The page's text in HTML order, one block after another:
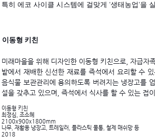
특히 에코 사이클 시스템에 걸맞게 '생태농업'을
이동형 키친
미래마을을 위해 디자인한 이동형 키친으로, 자급자
밭에서 재배한 신선한 재료를 즉석에서 요리할 수
음식물 보관관리에 용의하도록 버려지는 냉장고를
설을 갖추고 있으며, 즉석에서 식사를 할 수 있는 접
이동형 키친
최정심, 조소혜
2100x900x1800mm
​나무, 재활용 냉장고, 트레일러, 플라스틱 물통, 철제 매쉬망 등
2018